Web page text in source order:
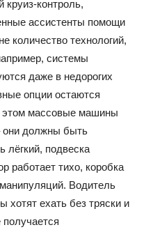
круиз-контроль,
ассистенты помощи
количество технологий,
системы
даже в недорогих
опции остаются
массовые машины
они должны быть
подвеска
работает тихо, коробка
Водитель
хотят ехать без тряски и